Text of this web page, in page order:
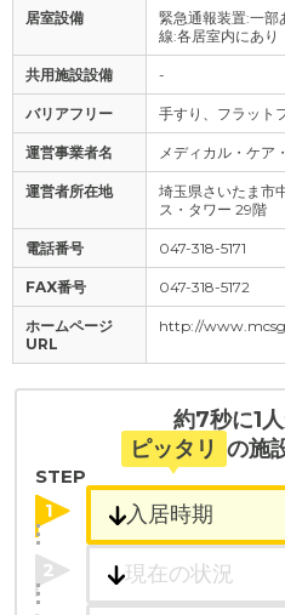
居室設備
緊急通報装置:一部
線:各居室内にあり
共用施設設備 -
バリアフリー 手すり、フラット
運営事業者名 メディカル・ケア
運営者所在地
埼玉県さいたま市
ス・タワー 29階
電話番号 047-318-5171
FAX番号 047-318-5172
ホームページ
URL
http://
約7秒に1
ピッタリ の施
STEP
1
2